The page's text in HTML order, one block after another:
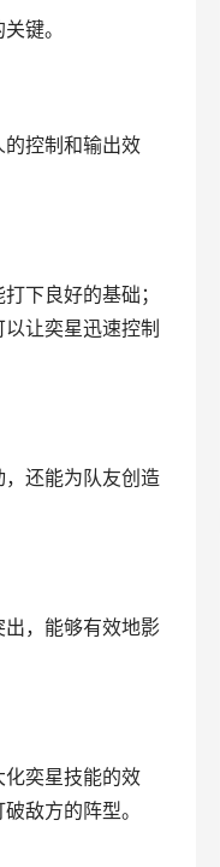
键。
控制和输出效
下良好的基础；
让奕星迅速控制
还能为队友创造
，能够有效地影
奕星技能的效
敌方的阵型。